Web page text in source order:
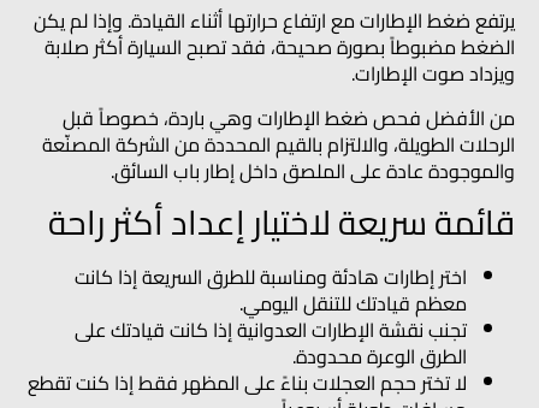
يرتفع ضغط الإطارات مع ارتفاع حرارتها أثناء القيادة. وإذا لم يكن
الضغط مضبوطاً بصورة صحيحة، فقد تصبح السيارة أكثر صلابة
ويزداد صوت الإطارات.
من الأفضل فحص ضغط الإطارات وهي باردة، خصوصاً قبل
الرحلات الطويلة، والالتزام بالقيم المحددة من الشركة المصنّعة
والموجودة عادة على الملصق داخل إطار باب السائق.
قائمة سريعة لاختيار إعداد أكثر راحة
اختر إطارات هادئة ومناسبة للطرق السريعة إذا كانت
معظم قيادتك للتنقل اليومي.
تجنب نقشة الإطارات العدوانية إذا كانت قيادتك على
الطرق الوعرة محدودة.
لا تختر حجم العجلات بناءً على المظهر فقط إذا كنت تقطع